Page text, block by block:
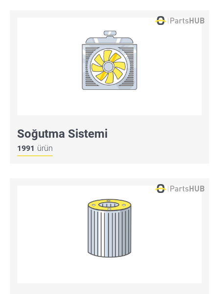
Soğutma Sistemi
1991 ürün